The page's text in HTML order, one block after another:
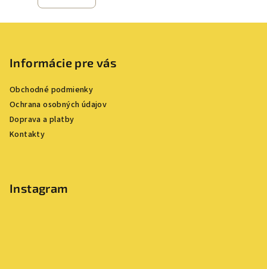
Informácie pre vás
Obchodné podmienky
Ochrana osobných údajov
Doprava a platby
Kontakty
Instagram